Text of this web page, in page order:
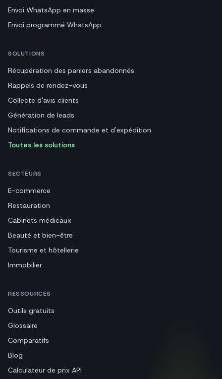
Envoi WhatsApp en masse
Envoi programmé WhatsApp
SOLUTIONS
Récupération des paniers abandonnés
Rappels de rendez-vous
Collecte d'avis clients
Génération de leads
Notifications de commande et d'expédition
Toutes les solutions
SECTEURS
E-commerce
Restauration
Cabinets médicaux
Beauté et bien-être
Tourisme et hôtellerie
Immobilier
RESSOURCES
Outils gratuits
Glossaire
Comparatifs
Blog
Calculateur de prix API